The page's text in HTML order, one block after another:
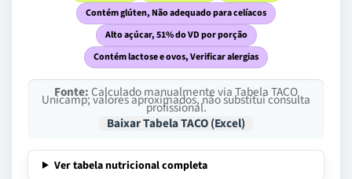
Contém glúten, Não adequado para celíacos
Alto açúcar, 51% do VD por porção
Contém lactose e ovos, Verificar alergias
Fonte:Calculado manualmente via Tabela TACO
Unicamp; valores aproximados, não substitui consulta
profissional.
Baixar Tabela TACO (Excel)
Ver tabela nutricional completa